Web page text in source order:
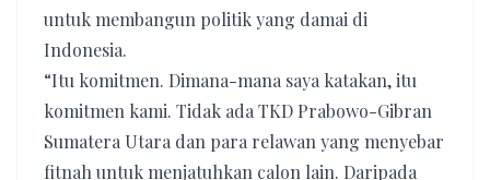
untuk membangun politik yang damai di
Indonesia.
“Itu komitmen. Dimana-mana saya katakan, itu
komitmen kami. Tidak ada TKD Prabowo-Gibran
Sumatera Utara dan para relawan yang menyebar
fitnah untuk menjatuhkan calon lain. Daripada